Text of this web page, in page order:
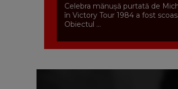
Celebra mănușă purtată de
în Victory Tour 1984 a fost
Obiectul ...